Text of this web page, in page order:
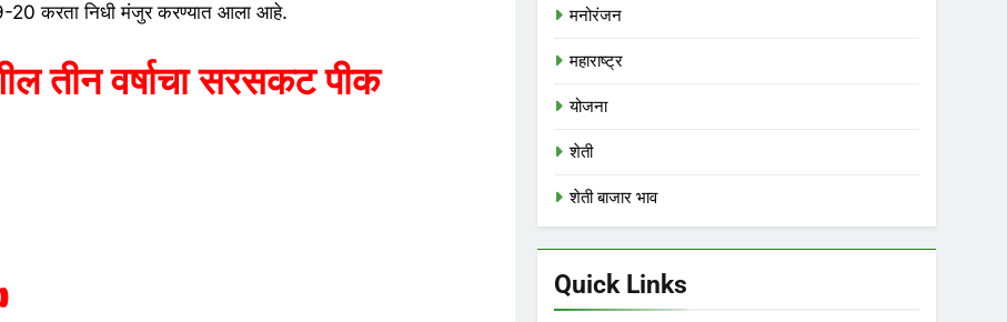
20 करता निधी मंजुर करण्यात आला आहे.
तीन वर्षाचा सरसकट पीक
मनोरंजन
महाराष्ट्र
योजना
शेती
शेती बाजार भाव
Quick Links